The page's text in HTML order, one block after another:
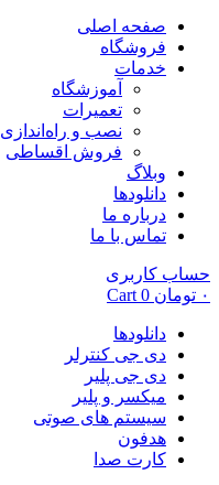
صفحه اصلی
فروشگاه
خدمات
آموزشگاه
تعمیرات
نصب و راه‌اندازی
فروش اقساطی
وبلاگ
دانلودها
درباره ما
تماس با ما
حساب کاربری
۰ تومان 0
Cart
دانلودها
دی جی کنترلر
دی جی پلیر
میکسر و پلیر
سیستم های صوتی
هدفون
کارت صدا